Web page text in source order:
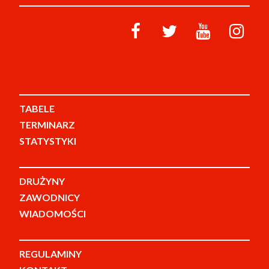
TABELE
TERMINARZ
STATYSTYKI
DRUŻYNY
ZAWODNICY
WIADOMOŚCI
REGULAMINY